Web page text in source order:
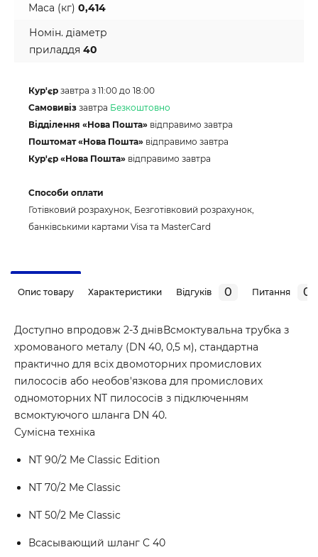
Маса (кг) 0,414
Номін. діаметр
приладдя 40
Кур'єр завтра з 11:00 до 18:00
Самовивіз завтра Безкоштовно
Відділення «Нова Пошта» відправимо завтра
Поштомат «Нова Пошта» відправимо завтра
Кур'єр «Нова Пошта» відправимо завтра
Способи оплати
Готівковий розрахунок, Безготівковий розрахунок,
банківськими картами Visa та MasterCard
Опис товару Характеристики Відгуків 0 Питання 0
Доступно впродовж 2-3 днівВсмоктувальна трубка з
хромованого металу (DN 40, 0,5 м), стандартна
практично для всіх двомоторних промислових
пилососів або необов'язкова для промислових
одномоторних NT пилососів з підключенням
всмоктуючого шланга DN 40.
Сумісна техніка
NT 90/2 Me Classic Edition
NT 70/2 Me Classic
NT 50/2 Me Classic
Всасывающий шланг C 40